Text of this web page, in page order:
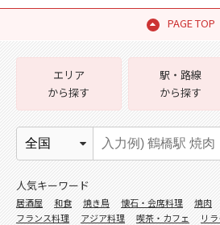
PAGE TOP
エリア
から探す
駅・路線
から探す
人気キーワード
居酒屋 和食 焼き鳥 懐石・会席料理 焼肉
フランス料理
アジア料理 喫茶・カフェ リ